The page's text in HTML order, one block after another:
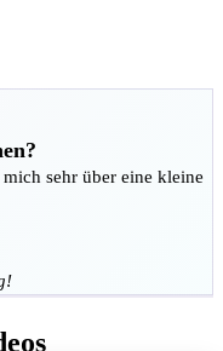
sehr über eine kleine